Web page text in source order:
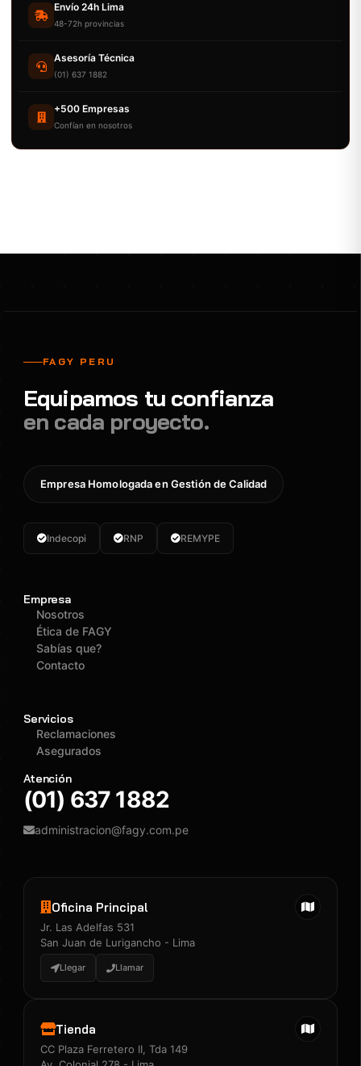
Envío 24h Lima
48-72h provincias
Asesoría Técnica
(01) 637 1882
+500 Empresas
Confían en nosotros
FAGY PERU
Equipamos tu confianza
en cada proyecto.
Empresa Homologada en Gestión de Calidad
Indecopi RNP REMYPE
Empresa
Nosotros
Ética de FAGY
Sabías que?
Contacto
Servicios
Reclamaciones
Asegurados
Atención
(01) 637 1882
administracion@fagy.com.pe
Oficina Principal
Jr. Las Adelfas 531
San Juan de Lurigancho - Lima
Llegar Llamar
Tienda
CC Plaza Ferretero II, Tda 149